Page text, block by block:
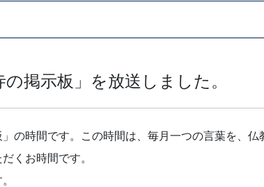
掲示板」を放送しました。
の時間です。この時間は、毎月一つの言葉を、
くお時間です。